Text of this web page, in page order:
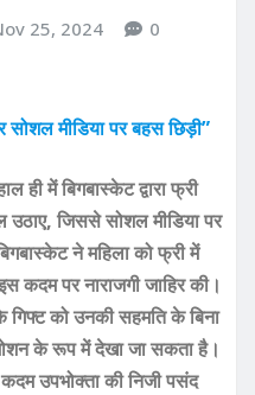
25, 2024 0
मीडिया पर बहस छिड़ी”
ही में बिगबास्केट द्वारा फ्री
जिससे सोशल मीडिया पर
ने महिला को फ्री में
पर नाराजगी जाहिर की।
को उनकी सहमति के बिना
के रूप में देखा जा सकता है।
उपभोक्ता की निजी पसंद